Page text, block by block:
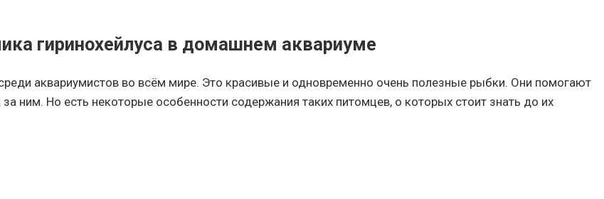
гиринохейлуса в домашнем аквариуме
аквариумистов во всём мире. Это красивые и одновременно очень полезные рыбки. Они помогают
ним. Но есть некоторые особенности содержания таких питомцев, о которых стоит знать до их